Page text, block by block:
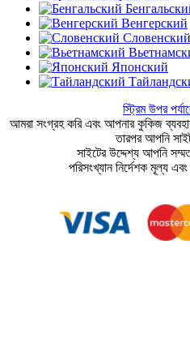
Венгерский
Словенский
Японский
স্ট্রিম উপর
আমরা সংগ্রহ করি এবং আপনার কুকিজ
তারপর আপনি
সাইটের উদ্দেশ্য আপনি
পরিসংখ্যান নির্দেশক মূল্য